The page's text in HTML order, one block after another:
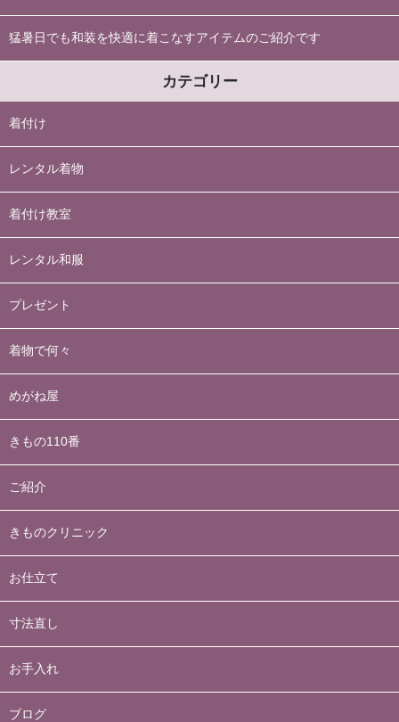
猛暑日でも和装を快適に着こなすアイテムのご紹介です
カテゴリー
着付け
レンタル着物
着付け教室
レンタル和服
プレゼント
着物で何々
めがね屋
きもの110番
ご紹介
きものクリニック
お仕立て
寸法直し
お手入れ
ブログ